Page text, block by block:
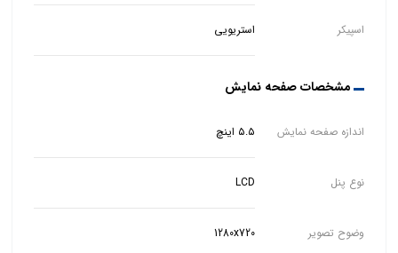
اسپیکر استریویی
مشخصات صفحه نمایش
اندازه صفحه نمایش ۵.۵ اینچ
نوع پنل LCD
وضوح تصویر 1280x720